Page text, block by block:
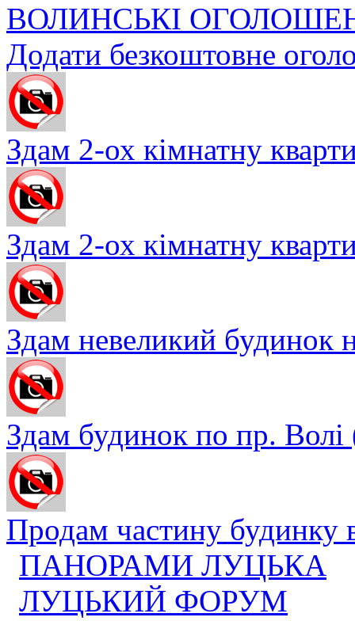
ВОЛИНСЬКІ
Додати безкоштовне
Здам 2-ох кімнатну
Здам 2-ох кімнатну
Здам невеликий будинок
Здам будинок по пр. Волі
Продам частину будинку
ПАНОРАМИ ЛУЦЬКА
ЛУЦЬКИЙ ФОРУМ